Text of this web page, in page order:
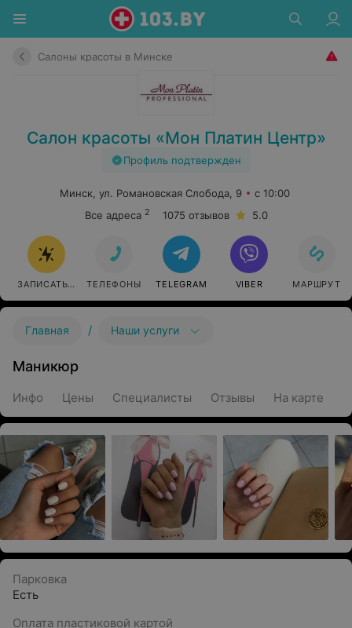
Салоны красоты в Минске
Салон красоты «Мон Платин Центр»
Профиль подтвержден
Минск, ул. Романовская Слобода, 9
с 10:00
Все адреса 2 1075 отзывов 5.0
ЗАПИСАТЬСЯ ТЕЛЕФОНЫ TELEGRAM VIBER МАРШРУТ
Главная / Наши услуги
Маникюр
Инфо Цены Специалисты Отзывы На карте
Парковка
Есть
Оплата пластиковой картой